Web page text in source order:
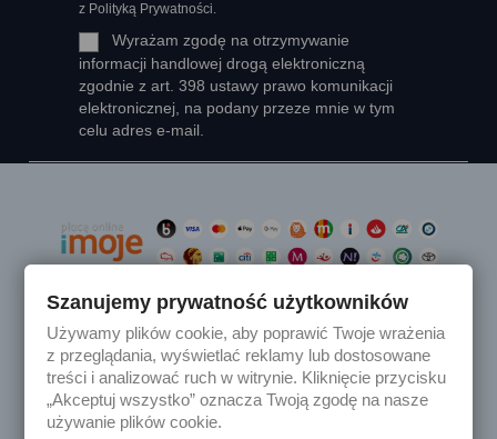
z Polityką Prywatności.
Wyrażam zgodę na otrzymywanie
informacji handlowej drogą elektroniczną
zgodnie z art. 398 ustawy prawo komunikacji
elektronicznej, na podany przeze mnie w tym
celu adres e-mail.
Produkty 
Nasza firma 
Szanujemy prywatność użytkowników
Używamy plików cookie, aby poprawić Twoje wrażenia
z przeglądania, wyświetlać reklamy lub dostosowane
treści i analizować ruch w witrynie. Kliknięcie przycisku
„Akceptuj wszystko” oznacza Twoją zgodę na nasze
używanie plików cookie.